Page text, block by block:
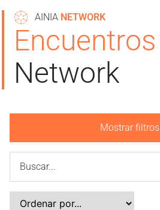
AINIA NETWORK
Encuentros
Network
Mostrar filtros